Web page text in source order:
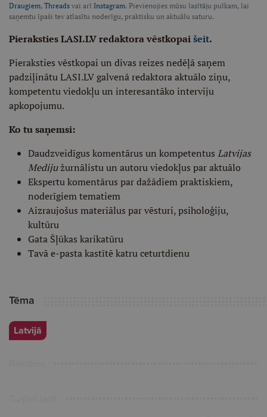
Draugiem, Threads vai arī Instagram. Pievienojies mūsu lasītāju pulkam, lai
saņemtu īpaši tev atlasītu noderīgu, praktisku un aktuālu saturu.
Pieraksties LASI.LV redaktora vēstkopaišeit.
Pieraksties vēstkopai un divas reizes nedēļā saņem
padziļinātu LASI.LV galvenā redaktora aktuālo ziņu,
kompetentu viedokļu un interesantāko interviju
apkopojumu.
Ko tu saņemsi:
Daudzveidīgus komentārus un kompetentus Latvijas
Medijužurnālistu un autoru viedokļus par aktuālo
Ekspertu komentārus par dažādiem praktiskiem,
noderīgiem tematiem
Aizraujošus materiālus par vēsturi, psiholoģiju,
kultūru
Gata Šļūkas karikatūru
Tavā e-pasta kastītē katru ceturtdienu
Tēma
Latvijā